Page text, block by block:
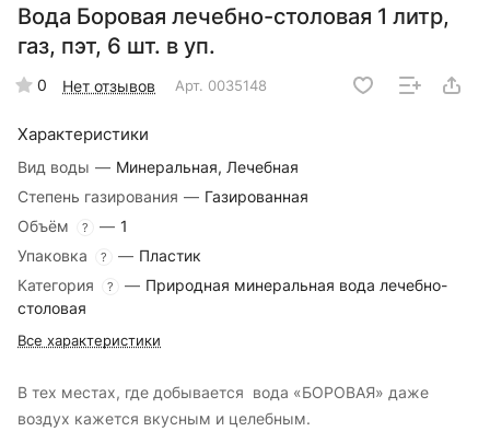
Вода Боровая лечебно-столовая 1 литр,
газ, пэт, 6 шт. в уп.
0 Нет отзывов Арт. 0035148
Характеристики
Вид воды — Минеральная, Лечебная
Степень газирования — Газированная
Объём
? — 1
Упаковка
? — Пластик
Категория
? — Природная минеральная вода лечебно-
столовая
Все характеристики
В тех местах, где добывается вода «БОРОВАЯ» даже
воздух кажется вкусным и целебным.